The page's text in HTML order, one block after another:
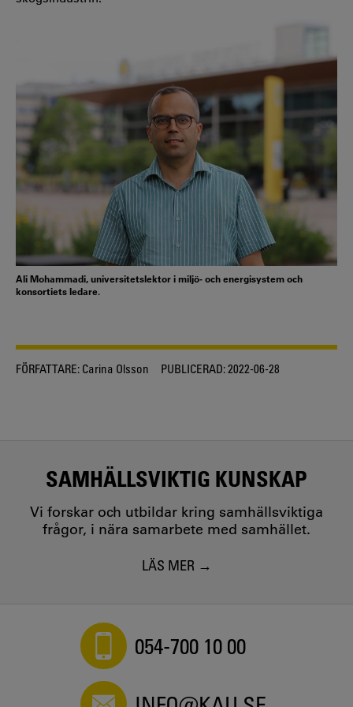
Ali Mohammadi, universitetslektor i miljö- och energisystem och
konsortiets ledare.
FÖRFATTARE: Carina Olsson PUBLICERAD:2022-06-28
SAMHÄLLSVIKTIG KUNSKAP
Vi forskar och utbildar kring samhällsviktiga
frågor, i nära samarbete med samhället.
LÄS MER
054-700 10 00